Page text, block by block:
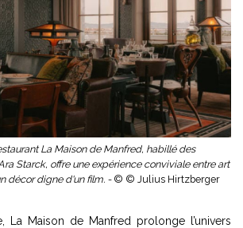
La Maison de Manfred, habillé des
Starck, offre une expérience conviviale entre art
décor digne d'un film. - © © Julius Hirtzberger
La Maison de Manfred prolonge l’univers